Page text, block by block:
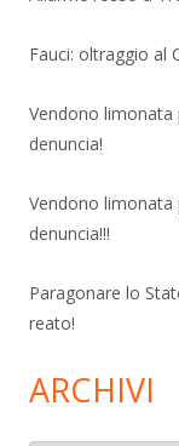
Fauci: oltraggio al
Vendono
denuncia!
Vendono
denuncia!!!
Paragonare lo
reato!
ARCHIVI